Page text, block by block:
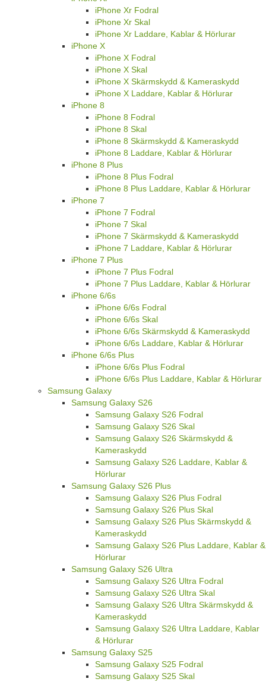
iPhone Xr Fodral
iPhone Xr Skal
iPhone Xr Laddare, Kablar & Hörlurar
iPhone X
iPhone X Fodral
iPhone X Skal
iPhone X Skärmskydd & Kameraskydd
iPhone X Laddare, Kablar & Hörlurar
iPhone 8
iPhone 8 Fodral
iPhone 8 Skal
iPhone 8 Skärmskydd & Kameraskydd
iPhone 8 Laddare, Kablar & Hörlurar
iPhone 8 Plus
iPhone 8 Plus Fodral
iPhone 8 Plus Laddare, Kablar & Hörlurar
iPhone 7
iPhone 7 Fodral
iPhone 7 Skal
iPhone 7 Skärmskydd & Kameraskydd
iPhone 7 Laddare, Kablar & Hörlurar
iPhone 7 Plus
iPhone 7 Plus Fodral
iPhone 7 Plus Laddare, Kablar & Hörlurar
iPhone 6/6s
iPhone 6/6s Fodral
iPhone 6/6s Skal
iPhone 6/6s Skärmskydd & Kameraskydd
iPhone 6/6s Laddare, Kablar & Hörlurar
iPhone 6/6s Plus
iPhone 6/6s Plus Fodral
iPhone 6/6s Plus Laddare, Kablar & Hörlurar
Samsung Galaxy
Samsung Galaxy S26
Samsung Galaxy S26 Fodral
Samsung Galaxy S26 Skal
Samsung Galaxy S26 Skärmskydd &
Kameraskydd
Samsung Galaxy S26 Laddare, Kablar &
Hörlurar
Samsung Galaxy S26 Plus
Samsung Galaxy S26 Plus Fodral
Samsung Galaxy S26 Plus Skal
Samsung Galaxy S26 Plus Skärmskydd &
Kameraskydd
Samsung Galaxy S26 Plus Laddare, Kablar &
Hörlurar
Samsung Galaxy S26 Ultra
Samsung Galaxy S26 Ultra Fodral
Samsung Galaxy S26 Ultra Skal
Samsung Galaxy S26 Ultra Skärmskydd &
Kameraskydd
Samsung Galaxy S26 Ultra Laddare, Kablar
& Hörlurar
Samsung Galaxy S25
Samsung Galaxy S25 Fodral
Samsung Galaxy S25 Skal